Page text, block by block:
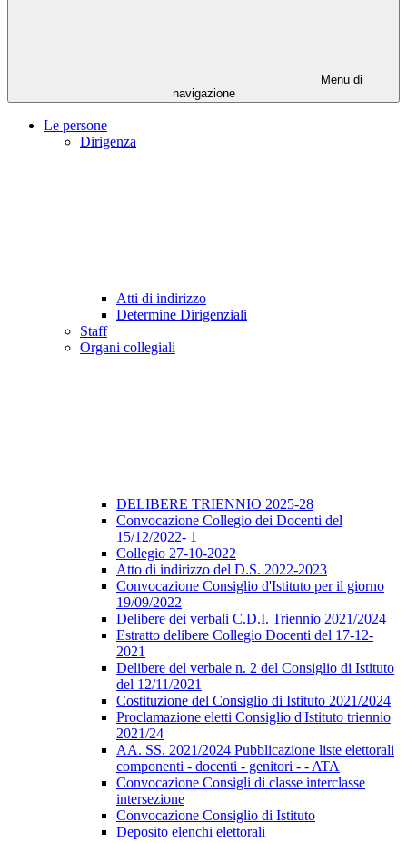
Menu di
navigazione
Le persone
Dirigenza
Atti di indirizzo
Determine Dirigenziali
Staff
Organi collegiali
DELIBERE TRIENNIO 2025-28
Convocazione Collegio dei Docenti del
15/12/2022- 1
Collegio 27-10-2022
Atto di indirizzo del D.S. 2022-2023
Convocazione Consiglio d'Istituto per il giorno
19/09/2022
Delibere dei verbali C.D.I. Triennio 2021/2024
Estratto delibere Collegio Docenti del 17-12-
2021
Delibere del verbale n. 2 del Consiglio di Istituto
del 12/11/2021
Costituzione del Consiglio di Istituto 2021/2024
Proclamazione eletti Consiglio d'Istituto triennio
2021/24
AA. SS. 2021/2024 Pubblicazione liste elettorali
componenti - docenti - genitori - - ATA
Convocazione Consigli di classe interclasse
intersezione
Convocazione Consiglio di Istituto
Deposito elenchi elettorali